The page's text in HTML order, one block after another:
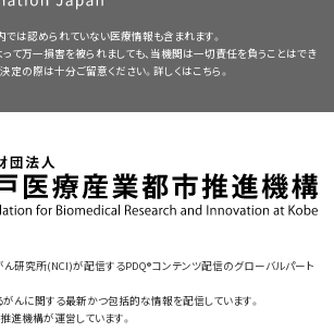
と協力しながら治療に取り組んでいきます。具体
家が挙げられます：
療法の 臨床試験 への参加。
ら、現在患者さんを受け入れているNCI支援のがん
ます（なお、このサイトは日本語検索に対応してお
、患者さんの年齢、試験が実施される場所から、臨
臨床試験についての
、現在患者さんを受け入れているNCI支援のがん
きます（なお、このサイトは日本語検索に対応してお
臨床試験についての一般的な情報もご覧いただけ
ん治療（英語）
一般的ながんに関するその他の資源については、
語）
います。また、ほとんどの要約は
1つのサービスです。NCIは、米国国立衛生研究所
Health：NIH）の一部であり、NIHは連邦政府にお
心機関です。PDQ要約は独立した医学文献のレ
れたものであり、NCIまたはNIHの方針声明ではあ
は、小児中皮腫の治療に関する最新の情報を記
とそのご家族および介護者に情報を提供し、支援す
は認められていない医療情報も含まれます。
て万一損害を被られましても、当機関は一切責任を負うことはでき
定の際は十分ご留意ください。詳しくはこちら。
ん研究所(NCI)が配信するPDQ®コンテンツ配信のグローバルパート
んに関する最新かつ包括的な情報を配信しています。
進機構が運営しています。